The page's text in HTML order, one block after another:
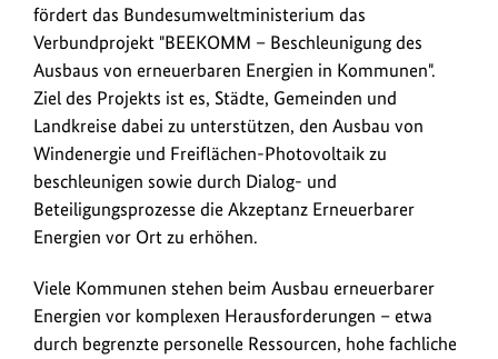
des
Projekts
ist
es,
Städte,
Gemeinden
und
Landkreise
dabei
unterstützen,
den
Ausbau
fördert das Bundesumweltministerium das
Verbundprojekt "BEEKOMM – Beschleunigung des
Ausbaus von erneuerbaren Energien in Kommunen".
Ziel des Projekts ist es, Städte, Gemeinden und
Landkreise dabei zu unterstützen, den Ausbau von
Windenergie und Freiflächen-Photovoltaik zu
beschleunigen sowie durch Dialog- und
Beteiligungsprozesse die Akzeptanz Erneuerbarer
Energien vor Ort zu erhöhen.
Viele Kommunen stehen beim Ausbau erneuerbarer
Energien vor komplexen Herausforderungen – etwa
durch begrenzte personelle Ressourcen, hohe fachliche